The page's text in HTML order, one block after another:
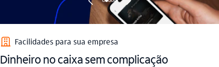
empresas_outline Facilidades para sua empresa​
Dinheiro no caixa sem complicação​